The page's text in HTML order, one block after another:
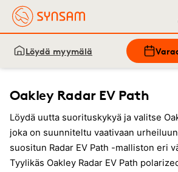
Löydä myymälä
Oakley Radar EV Path
Löydä uutta suorituskykyä ja valitse
joka on suunniteltu vaativaan
suositun Radar EV Path -malliston eri
Tyylikäs Oakley Radar EV Path